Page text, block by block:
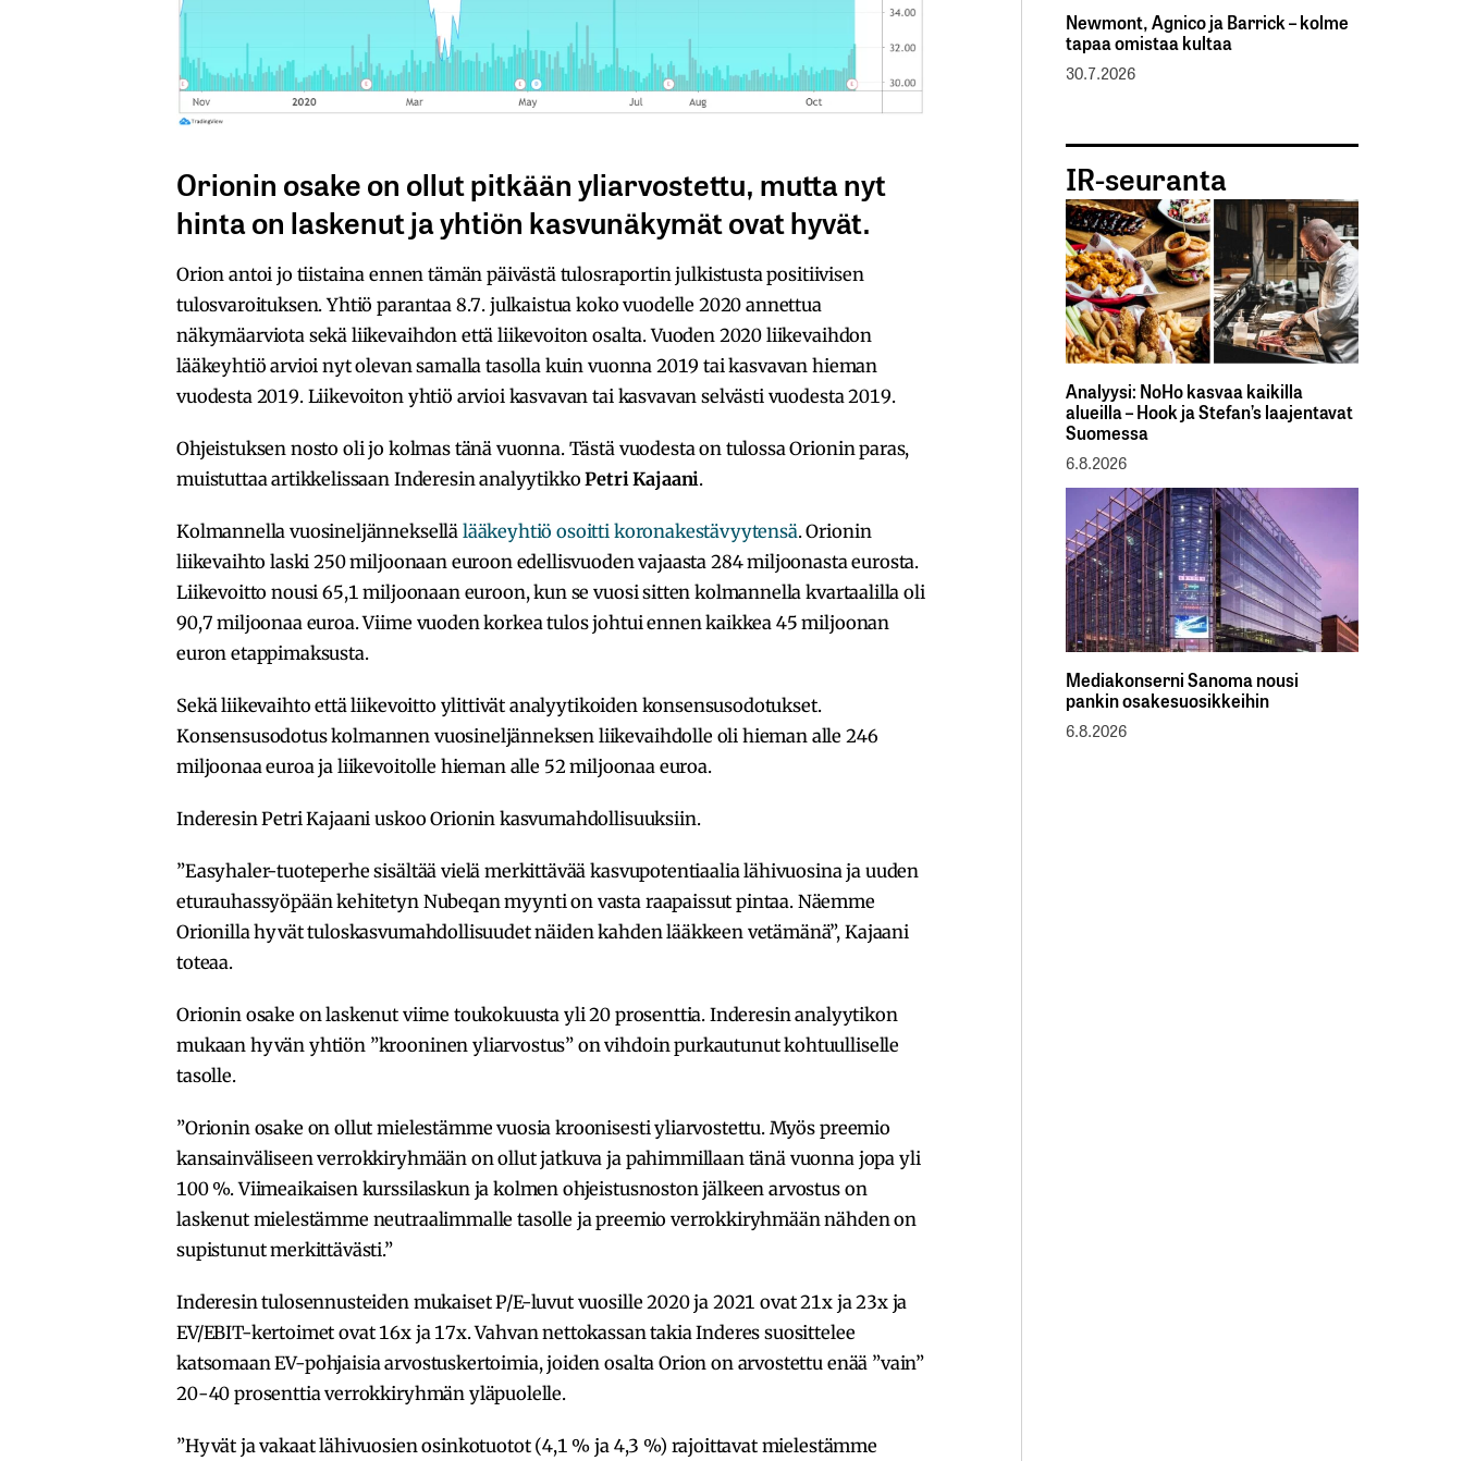
Orionin osake on ollut pitkään yliarvostettu, mutta nyt
hinta on laskenut ja yhtiön kasvunäkymät ovat hyvät.
Orion antoi jo tiistaina ennen tämän päivästä tulosraportin julkistusta positiivisen
tulosvaroituksen. Yhtiö parantaa 8.7. julkaistua koko vuodelle 2020 annettua
näkymäarviota sekä liikevaihdon että liikevoiton osalta. Vuoden 2020 liikevaihdon
lääkeyhtiö arvioi nyt olevan samalla tasolla kuin vuonna 2019 tai kasvavan hieman
vuodesta 2019. Liikevoiton yhtiö arvioi kasvavan tai kasvavan selvästi vuodesta 2019.
Ohjeistuksen nosto oli jo kolmas tänä vuonna. Tästä vuodesta on tulossa Orionin paras,
muistuttaa artikkelissaan Inderesin analyytikkoPetri Kajaani.
Kolmannella vuosineljänneksellä lääkeyhtiö osoitti koronakestävyytensä. Orionin
liikevaihto laski 250 miljoonaan euroon edellisvuoden vajaasta 284 miljoonasta eurosta.
Liikevoitto nousi 65,1 miljoonaan euroon, kun se vuosi sitten kolmannella kvartaalilla oli
90,7 miljoonaa euroa. Viime vuoden korkea tulos johtui ennen kaikkea 45 miljoonan
euron etappimaksusta.
Sekä liikevaihto että liikevoitto ylittivät analyytikoiden konsensusodotukset.
Konsensusodotus kolmannen vuosineljänneksen liikevaihdolle oli hieman alle 246
miljoonaa euroa ja liikevoitolle hieman alle 52 miljoonaa euroa.
Inderesin Petri Kajaani uskoo Orionin kasvumahdollisuuksiin.
”Easyhaler-tuoteperhe sisältää vielä merkittävää kasvupotentiaalia lähivuosina ja uuden
eturauhassyöpään kehitetyn Nubeqan myynti on vasta raapaissut pintaa. Näemme
Orionilla hyvät tuloskasvumahdollisuudet näiden kahden lääkkeen vetämänä”, Kajaani
toteaa.
Orionin osake on laskenut viime toukokuusta yli 20 prosenttia. Inderesin analyytikon
mukaan hyvän yhtiön ”krooninen yliarvostus” on vihdoin purkautunut kohtuulliselle
tasolle.
”Orionin osake on ollut mielestämme vuosia kroonisesti yliarvostettu. Myös preemio
kansainväliseen verrokkiryhmään on ollut jatkuva ja pahimmillaan tänä vuonna jopa yli
100 %. Viimeaikaisen kurssilaskun ja kolmen ohjeistusnoston jälkeen arvostus on
laskenut mielestämme neutraalimmalle tasolle ja preemio verrokkiryhmään nähden on
supistunut merkittävästi.”
Inderesin tulosennusteiden mukaiset P/E-luvut vuosille 2020 ja 2021 ovat 21x ja 23x ja
EV/EBIT-kertoimet ovat 16x ja 17x. Vahvan nettokassan takia Inderes suosittelee
katsomaan EV-pohjaisia arvostuskertoimia, joiden osalta Orion on arvostettu enää ”vain”
20-40 prosenttia verrokkiryhmän yläpuolelle.
”Hyvät ja vakaat lähivuosien osinkotuotot (4,1 % ja 4,3 %) rajoittavat mielestämme
Newmont, Agnico ja Barrick – kolme
tapaa omistaa kultaa
30.7.2026
IR-seuranta
Analyysi: NoHo kasvaa kaikilla
alueilla – Hook ja Stefan’s laajentavat
Suomessa
6.8.2026
Mediakonserni Sanoma nousi
pankin osakesuosikkeihin
6.8.2026